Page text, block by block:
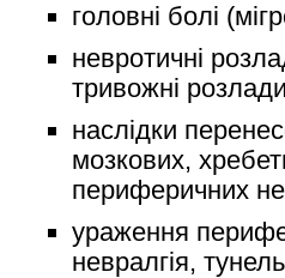
головні болі
невротичні
тривожні
наслідки
мозкових,
периферичних
ураження
невралгія,